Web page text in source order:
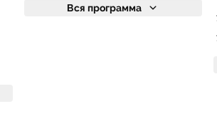
Вся программа